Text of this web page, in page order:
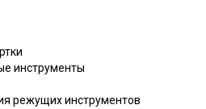
инструменты
режущих инструментов